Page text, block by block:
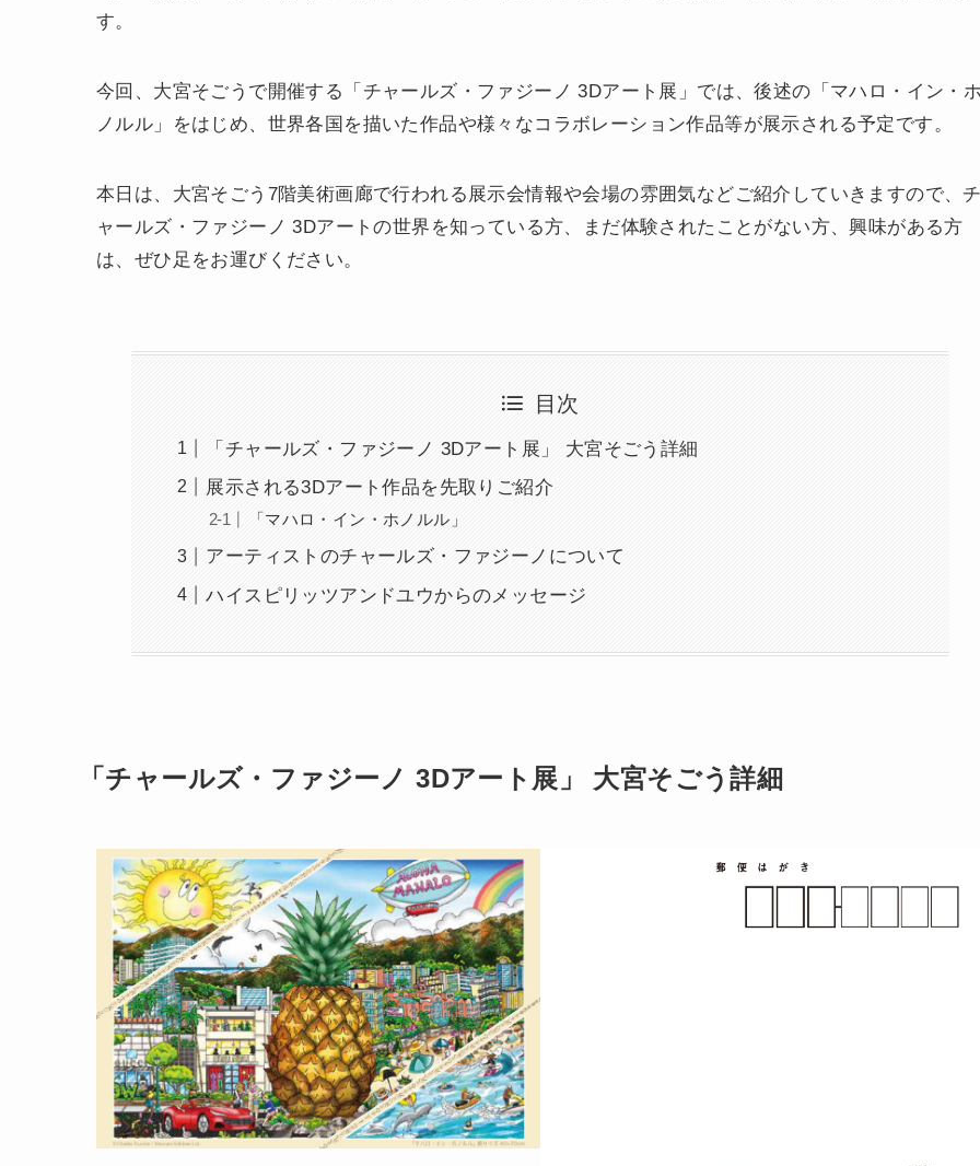
す。
今回、大宮そごうで開催する「チャールズ・ファジーノ 3Dアート展」では、後述の「マハロ・イン・
ノルル」をはじめ、世界各国を描いた作品や様々なコラボレーション作品等が展示される予定です。
本日は、大宮そごう7階美術画廊で行われる展示会情報や会場の雰囲気などご紹介していきますので、
ャールズ・ファジーノ 3Dアートの世界を知っている方、まだ体験されたことがない方、興味がある方
は、ぜひ足をお運びください。
目次
「チャールズ・ファジーノ 3Dアート展」 大宮そごう詳細
展示される3Dアート作品を先取りご紹介
「マハロ・イン・ホノルル」
アーティストのチャールズ・ファジーノについて
ハイスピリッツアンドユウからのメッセージ
「チャールズ・ファジーノ 3Dアート展」 大宮そごう詳細